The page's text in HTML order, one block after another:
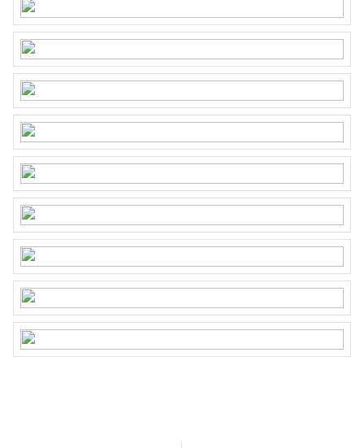
Externe bergruimte 12 m²
Inhoud 174 m³
Indeling
Aantal kamers 3 kamers (2 slaapkamers)
Aantal badkamers
Badkamervoorzieningen Douche, wastafel
Aantal woonlagen 1
Voorzieningen
Natuurlijke ventilatie, tv
kabel
Energie
Energielabel D